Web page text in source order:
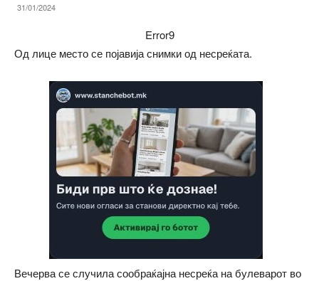
31/01/2024
Error9
Од лице место се појавија снимки од несреќата.
Вечерва се случила сообраќајна несреќа на булеварот во